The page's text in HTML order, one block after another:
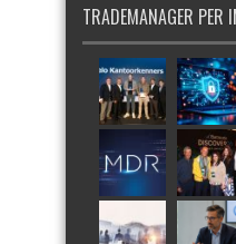
TRADEMANAGER PER